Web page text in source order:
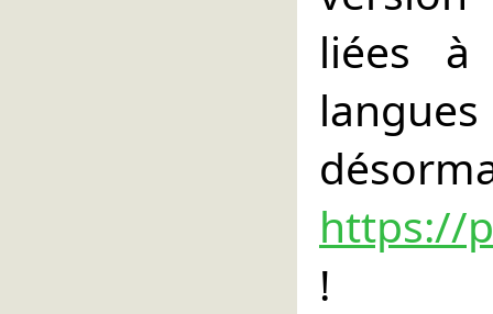
liées
https://
!